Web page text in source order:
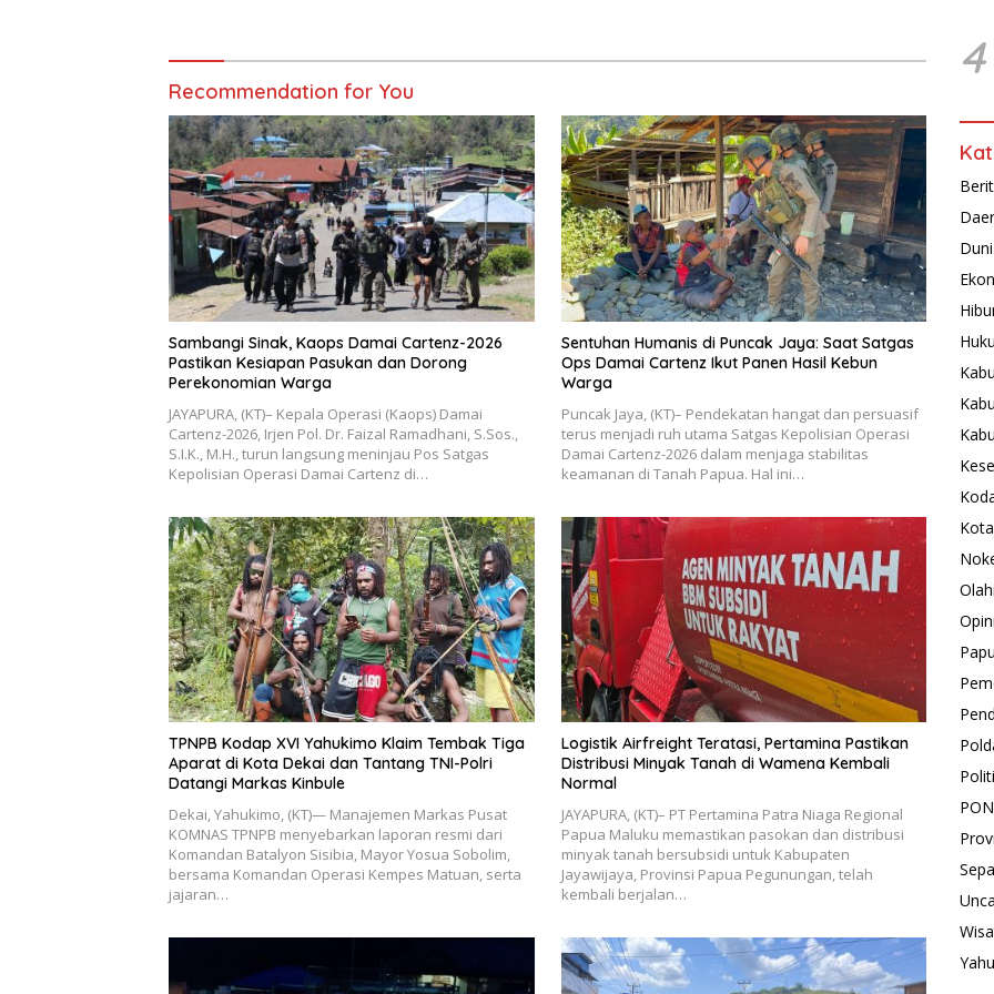
Recommendation for You
Sambangi Sinak, Kaops Damai Cartenz-2026
Pastikan Kesiapan Pasukan dan Dorong
Perekonomian Warga
JAYAPURA, (KT)– Kepala Operasi (Kaops) Damai
Cartenz-2026, Irjen Pol. Dr. Faizal Ramadhani, S.Sos.,
S.I.K., M.H., turun langsung meninjau Pos Satgas
Kepolisian Operasi Damai Cartenz di…
Sentuhan Humanis di Puncak Jaya: Saat Satgas
Ops Damai Cartenz Ikut Panen Hasil Kebun
Warga
Puncak Jaya, (KT)– Pendekatan hangat dan persuasif
terus menjadi ruh utama Satgas Kepolisian Operasi
Damai Cartenz-2026 dalam menjaga stabilitas
keamanan di Tanah Papua. Hal ini…
TPNPB Kodap XVI Yahukimo Klaim Tembak Tiga
Aparat di Kota Dekai dan Tantang TNI-Polri
Datangi Markas Kinbule
Dekai, Yahukimo, (KT)— Manajemen Markas Pusat
KOMNAS TPNPB menyebarkan laporan resmi dari
Komandan Batalyon Sisibia, Mayor Yosua Sobolim,
bersama Komandan Operasi Kempes Matuan, serta
jajaran…
Logistik Airfreight Teratasi, Pertamina Pastikan
Distribusi Minyak Tanah di Wamena Kembali
Normal
JAYAPURA, (KT)– PT Pertamina Patra Niaga Regional
Papua Maluku memastikan pasokan dan distribusi
minyak tanah bersubsidi untuk Kabupaten
Jayawijaya, Provinsi Papua Pegunungan, telah
kembali berjalan…
4